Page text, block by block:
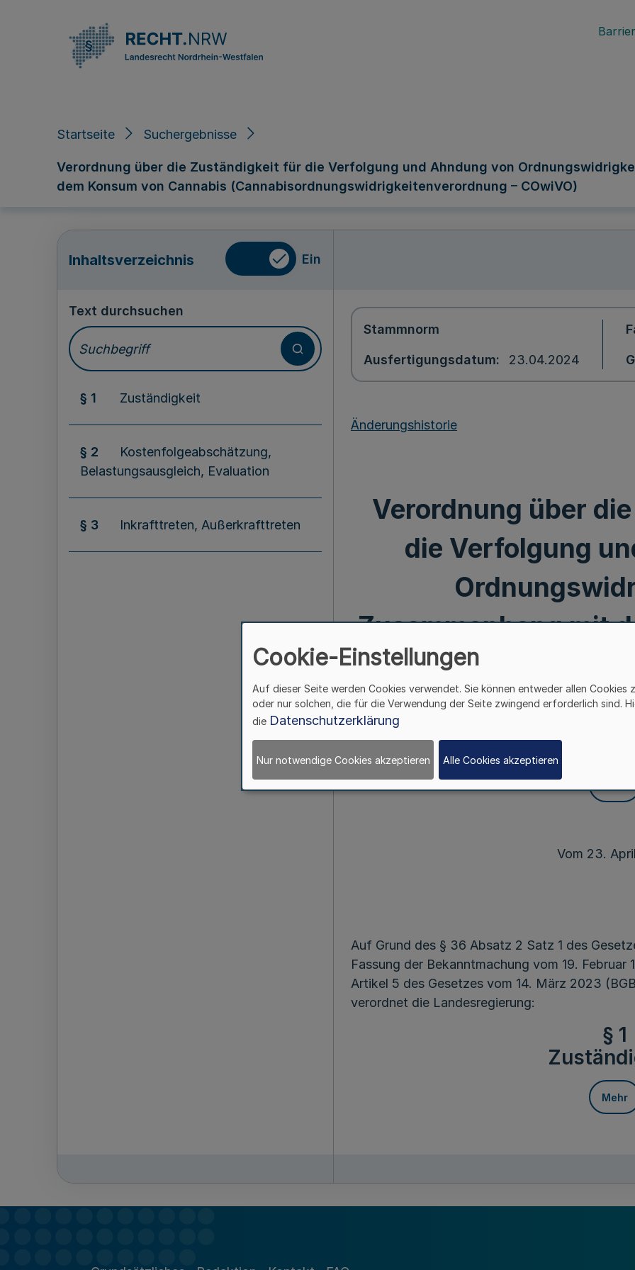
Startseite Suchergebnisse
Verordnung über die Zuständigkeit für die Verfolgung und Ahndung von
dem Konsum von Cannabis (Cannabisordnungswidrigkeitenverordnung – COwiVO)
Inhaltsverzeichnis Ein
Text durchsuchen
§ 1 Zuständigkeit
§ 2
Kostenfolgeabschätzung,
Belastungsausgleich, Evaluation
§ 3 Inkrafttreten, Außerkrafttreten
Stammnorm
Ausfertigungsdatum 23.04.2024
Änderungshistorie
Verordnung über
die Verfolgung
Zusammenhang mit
Konsum
ng –
Vom 23.
Auf Grund des § 36 Absatz 2 Satz 1 des
Fassung der Bekanntmachung vom 19.
Artikel 5 des Gesetzes vom 14. März 2023
verordnet die Landesregierung:
§ 1
Mehr
Absatz 1 Nummer 1 Buchstabe a und b sowie
Konsumcannabisgesetzes vom 27. März 2024
Cookie-Einstellungen
Auf dieser Seite werden Cookies verwendet. Sie können entweder allen Cookies
oder nur solchen, die für die Verwendung der Seite zwingend erforderlich sind.
die Datenschutzerklärung
Nur notwendige Cookies akzeptieren Alle Cookies akzeptieren